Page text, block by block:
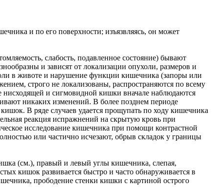
и по его поверхности; изъязвляясь, он может
слабость, подавленное состояние) бывают
и зависят от локализации опухоли, размеров и
в животе и нарушение функции кишечника (запоры или
строго не локализованы, распространяются по всему
нисходящей и сигмовидной кишки вначале наблюдаются
никаких изменений. В более позднем периоде
В ряде случаев удается прощупать по ходу кишечника
реакция испражнений на скрытую кровь при
исследование кишечника при помощи контрастной
или частично исчезают, обрыв складок у границы
(см.), правый и левый углы кишечника, слепая,
кишок развивается быстро и часто обнаруживается в
прободение стенки кишки с картиной острого